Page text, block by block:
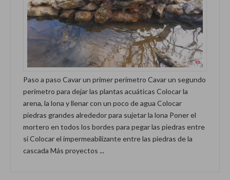
Paso a paso Cavar un primer perímetro Cavar un segundo
perímetro para dejar las plantas acuáticas Colocar la
arena, la lona y llenar con un poco de agua Colocar
piedras grandes alrededor para sujetar la lona Poner el
mortero en todos los bordes para pegar las piedras entre
sí Colocar el impermeabilizante entre las piedras de la
cascada Más proyectos ...